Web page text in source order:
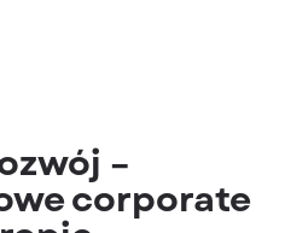
–
corporate